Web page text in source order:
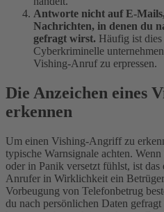
Antworte nicht auf E-
Nachrichten, in denen du
gefragt wirst. Häufig ist dies
Cyberkriminelle
Vishing-Anruf zu erpressen.
Die Anzeichen eines
erkennen
Um einen Vishing-Angriff zu
typische Warnsignale achten.
oder in Panik versetzt fühlst, ist
Anrufer in Wirklichkeit ein
Vorbeugung von Telefonbetrug
du nach persönlichen Daten